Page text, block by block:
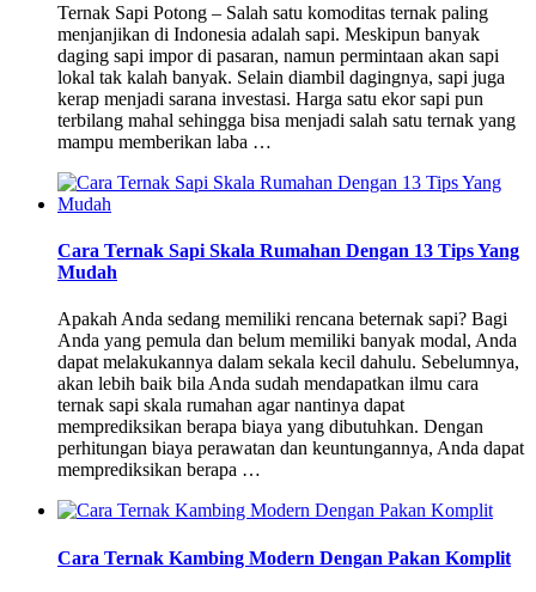
Ternak Sapi Potong – Salah satu komoditas ternak paling
menjanjikan di Indonesia adalah sapi. Meskipun banyak
daging sapi impor di pasaran, namun permintaan akan sapi
lokal tak kalah banyak. Selain diambil dagingnya, sapi juga
kerap menjadi sarana investasi. Harga satu ekor sapi pun
terbilang mahal sehingga bisa menjadi salah satu ternak yang
mampu memberikan laba …
Cara Ternak Sapi Skala Rumahan Dengan 13 Tips Yang
Mudah
Apakah Anda sedang memiliki rencana beternak sapi? Bagi
Anda yang pemula dan belum memiliki banyak modal, Anda
dapat melakukannya dalam sekala kecil dahulu. Sebelumnya,
akan lebih baik bila Anda sudah mendapatkan ilmu cara
ternak sapi skala rumahan agar nantinya dapat
memprediksikan berapa biaya yang dibutuhkan. Dengan
perhitungan biaya perawatan dan keuntungannya, Anda dapat
memprediksikan berapa …
Cara Ternak Kambing Modern Dengan Pakan Komplit